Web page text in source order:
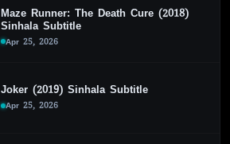
Maze Runner: The Death Cure (2018)
Sinhala Subtitle
Apr 25, 2026
Joker (2019) Sinhala Subtitle
Apr 25, 2026